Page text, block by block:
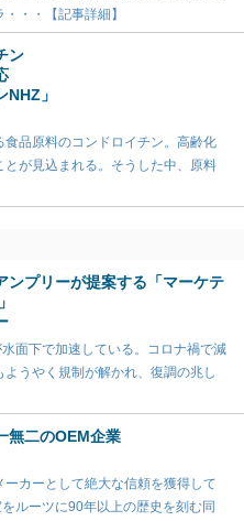
・・【記事詳細】
ン
NHZ」
品原料のコンドロイチン。高齢化
が見込まれる。そうした中、原料
ンプリーが提案する「マーケテ
面下で加速している。コロナ禍で減
うやく規制が解かれ、復調の兆し
無二のOEM企業
カーとして絶大な信頼を獲得して
ルーツに90年以上の歴史を刻む同